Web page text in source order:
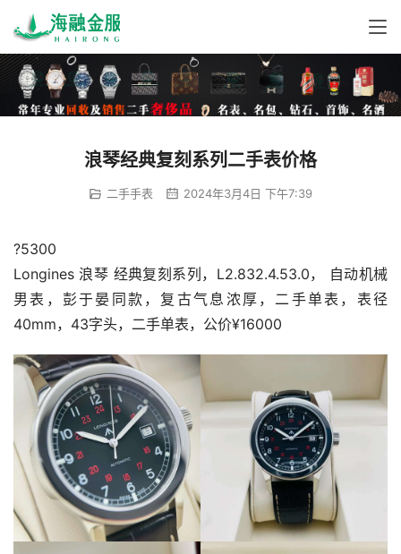
浪琴经典复刻系列二手表价格
二手手表 2024年3月4日 下午7:39
?5300
Longines 浪琴 经典复刻系列，L2.832.4.53.0， 自动机械
男表，彭于晏同款，复古气息浓厚，二手单表，表径
40mm，43字头，二手单表，公价¥16000